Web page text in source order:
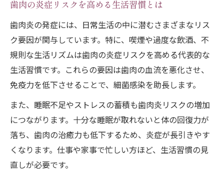
歯肉の炎症リスクを高める生活習慣とは
歯肉炎の発症には、日常生活の中に潜むさまざまなリス
ク要因が関与しています。特に、喫煙や過度な飲酒、不
規則な生活リズムは歯肉の炎症リスクを高める代表的な
生活習慣です。これらの要因は歯肉の血流を悪化させ、
免疫力を低下させることで、細菌感染を助長します。
また、睡眠不足やストレスの蓄積も歯肉炎リスクの増加
につながります。十分な睡眠が取れないと体の回復力が
落ち、歯肉の治癒力も低下するため、炎症が長引きやす
くなります。仕事や家事で忙しい方ほど、生活習慣の見
直しが必要です。